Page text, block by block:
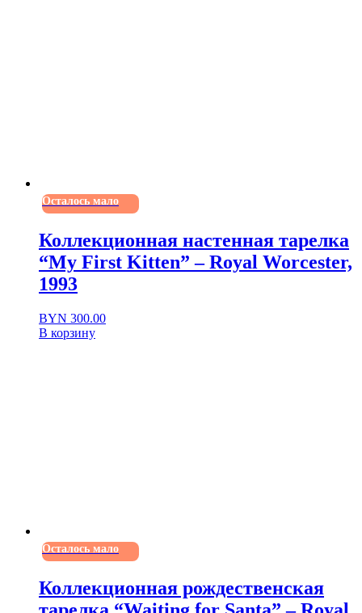
Осталось мало
Коллекционная настенная тарелка
“My First Kitten” – Royal Worcester,
1993
BYN 300.00
В корзину
Осталось мало
Коллекционная рождественская